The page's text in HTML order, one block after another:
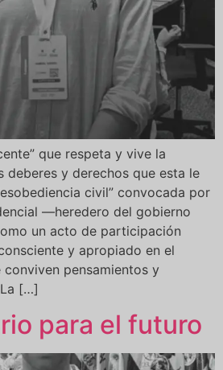
que respeta y vive la
deberes y derechos que esta le
civil” convocada por
—heredero del gobierno
un acto de participación
y apropiado en el
pensamientos y
[…]
para el futuro